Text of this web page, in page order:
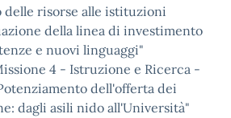
risorse alle istituzioni
della linea di investimento
e nuovi linguaggi"
4 - Istruzione e Ricerca -
dell'offerta dei
dagli asili nido all'Università"